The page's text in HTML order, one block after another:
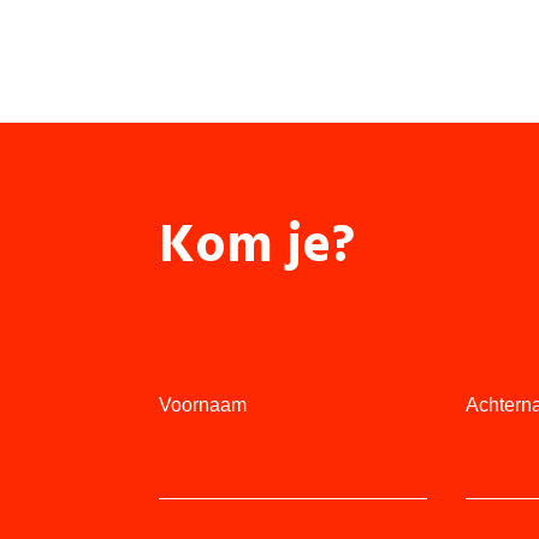
Kom je?
Voornaam